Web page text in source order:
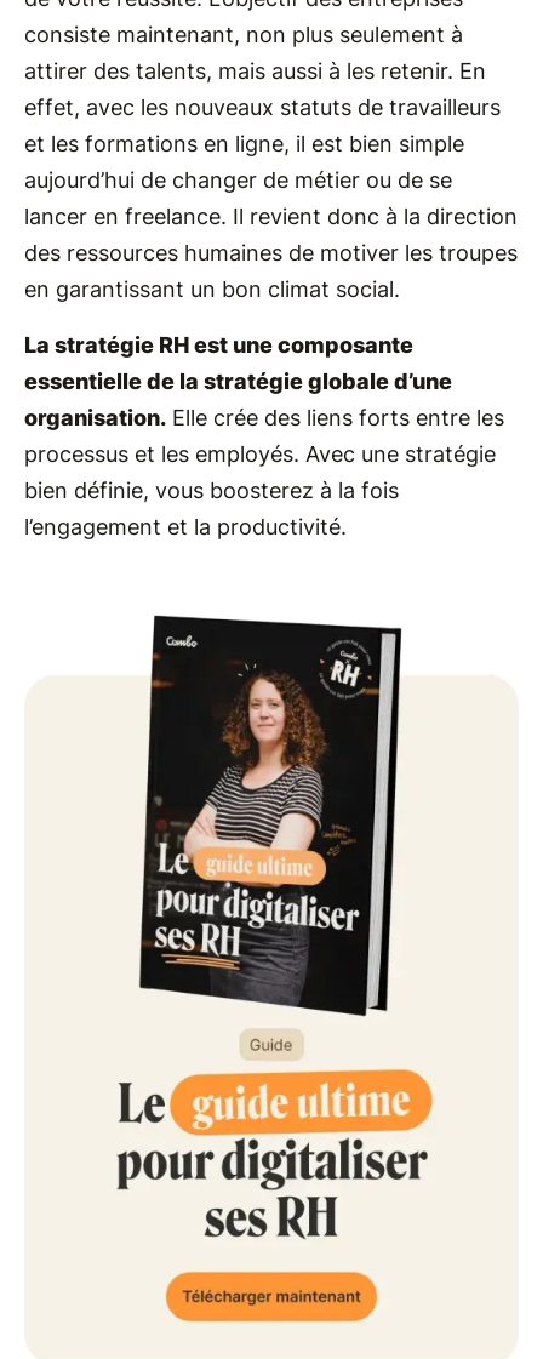
consiste maintenant, non plus seulement à
attirer des talents, mais aussi à les retenir. En
effet, avec les nouveaux statuts de travailleurs
et les formations en ligne, il est bien simple
aujourd’hui de changer de métier ou de se
lancer en freelance. Il revient donc à la direction
des ressources humaines de motiver les troupes
en garantissant un bon climat social.
La stratégie RH est une composante
essentielle de la stratégie globale d’une
organisation. Elle crée des liens forts entre les
processus et les employés. Avec une stratégie
bien définie, vous boosterez à la fois
l’engagement et la productivité.